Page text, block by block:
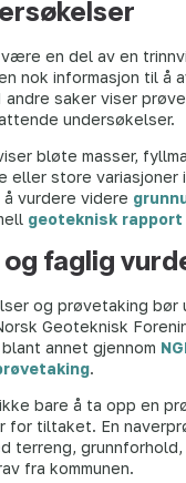
en del av en
nok informasjon til å
andre saker viser
undersøkelser.
bløte masser,
eller store variasjoner
vurdere videre
geoteknisk rapport
faglig
og prøvetaking
Geoteknisk
annet gjennom
.
bare å ta opp en
for tiltaket. En
terreng,
fra kommunen.